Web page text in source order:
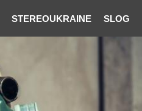
STEREOUKRAINE SLOG